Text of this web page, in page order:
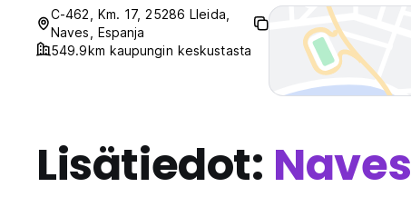
(Auto-translated from original language)
C-462, Km. 17, 25286 Lleida,
Naves, Espanja
549.9km kaupungin keskustasta
Lisätiedot: Naves